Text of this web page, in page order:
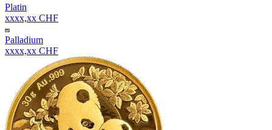
Platin
xxxx,xx CHF
Palladium
xxxx,xx CHF